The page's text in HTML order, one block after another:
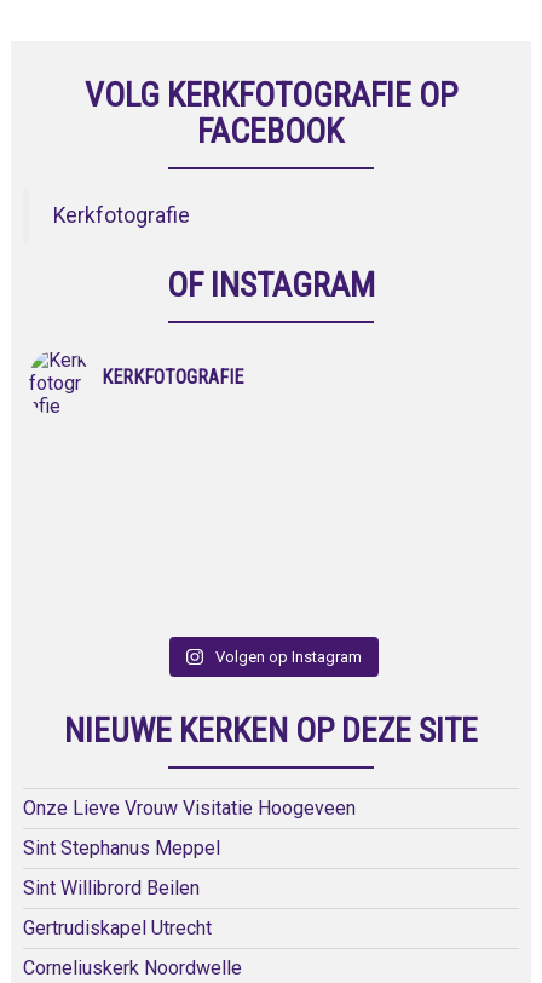
VOLG KERKFOTOGRAFIE OP
FACEBOOK
Kerkfotografie
OF INSTAGRAM
KERKFOTOGRAFIE
Volgen op Instagram
NIEUWE KERKEN OP DEZE SITE
Onze Lieve Vrouw Visitatie Hoogeveen
Sint Stephanus Meppel
Sint Willibrord Beilen
Gertrudiskapel Utrecht
Corneliuskerk Noordwelle